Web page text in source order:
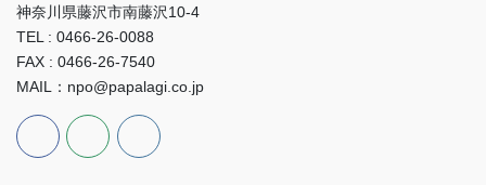
神奈川県藤沢市南藤沢10-4
TEL : 0466-26-0088
FAX : 0466-26-7540
MAIL：npo@papalagi.co.jp